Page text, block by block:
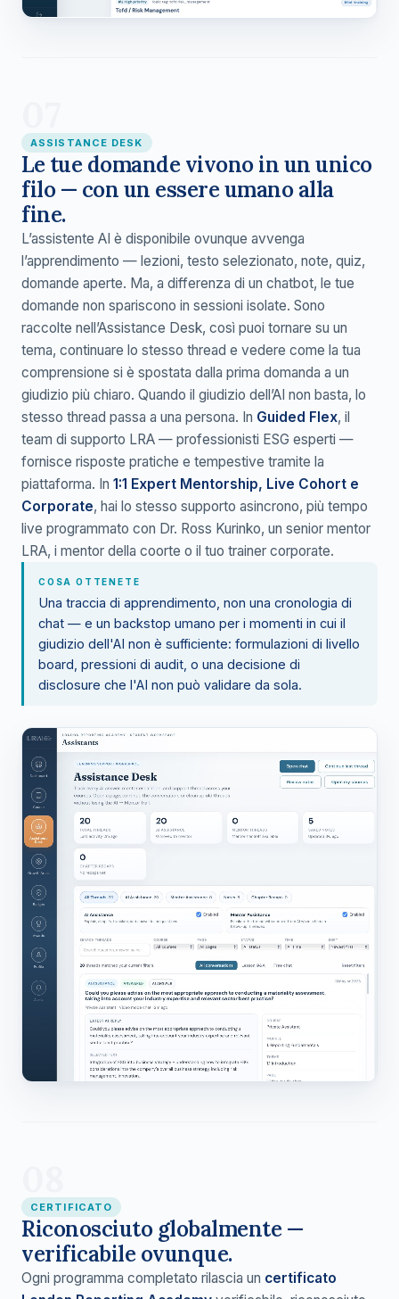
ASSISTANCE DESK
Le tue domande vivono in un unico
filo — con un essere umano alla
fine.
L’assistente AI è disponibile ovunque avvenga
l’apprendimento — lezioni, testo selezionato, note, quiz,
domande aperte. Ma, a differenza di un chatbot, le tue
domande non spariscono in sessioni isolate. Sono
raccolte nell’Assistance Desk, così puoi tornare su un
tema, continuare lo stesso thread e vedere come la tua
comprensione si è spostata dalla prima domanda a un
giudizio più chiaro. Quando il giudizio dell’AI non basta, lo
stesso thread passa a una persona. In Guided Flex, il
team di supporto LRA — professionisti ESG esperti —
fornisce risposte pratiche e tempestive tramite la
piattaforma. In 1:1 Expert Mentorship, Live Cohort e
Corporate, hai lo stesso supporto asincrono, più tempo
live programmato con Dr. Ross Kurinko, un senior mentor
LRA, i mentor della coorte o il tuo trainer corporate.
COSA OTTENETE
Una traccia di apprendimento, non una cronologia di
chat — e un backstop umano per i momenti in cui il
giudizio dell'AI non è sufficiente: formulazioni di livello
board, pressioni di audit, o una decisione di
disclosure che l'AI non può validare da sola.
CERTIFICATO
Riconosciuto globalmente —
verificabile ovunque.
Ogni programma completato rilascia un certificato